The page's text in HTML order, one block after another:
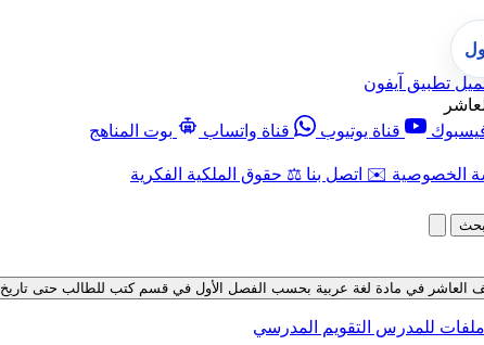
تطبيق آيفون
قناة يوتيوب قناة واتساب
بوت المناهج
الخصوصية ✉️ اتصل بنا ⚖️ حقوق الملكية الفكرية
بحث
في مادة لغة عربية بحسب الفصل الأول في قسم كتب للطالب حتى تاريخ 07-08-2026
ملفات للمدرس التقويم المدرسي